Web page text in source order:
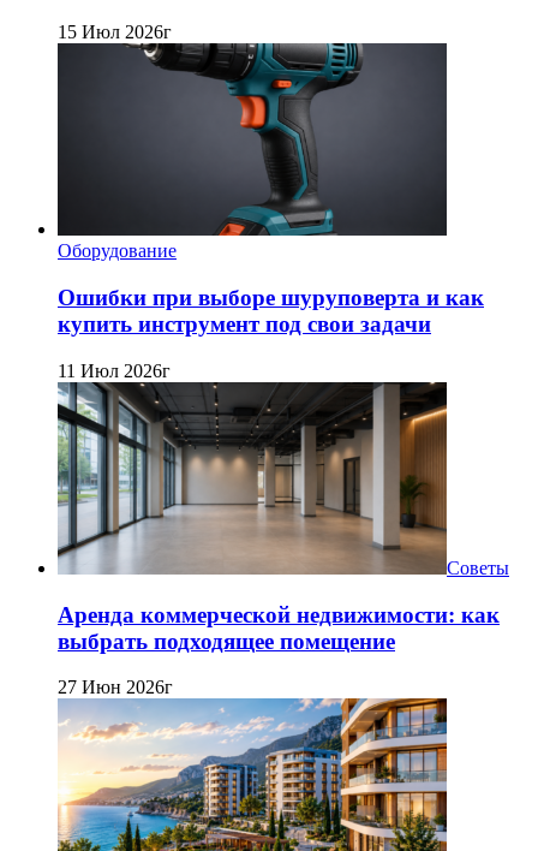
15 Июл 2026г
Оборудование
Ошибки при выборе шуруповерта и как
купить инструмент под свои задачи
11 Июл 2026г
Советы
Аренда коммерческой недвижимости: как
выбрать подходящее помещение
27 Июн 2026г